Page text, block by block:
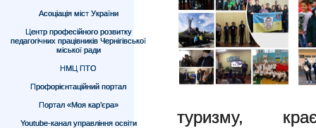
Асоціація міст України
Центр професійного розвитку
педагогічних працівників Чернігівської
міської ради
НМЦ ПТО
Профорієнтаційний портал
Портал «Моя кар’єра»
Youtube-канал управління освіти
туризму,